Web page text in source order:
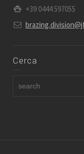
+39 0444 597055
Cerca